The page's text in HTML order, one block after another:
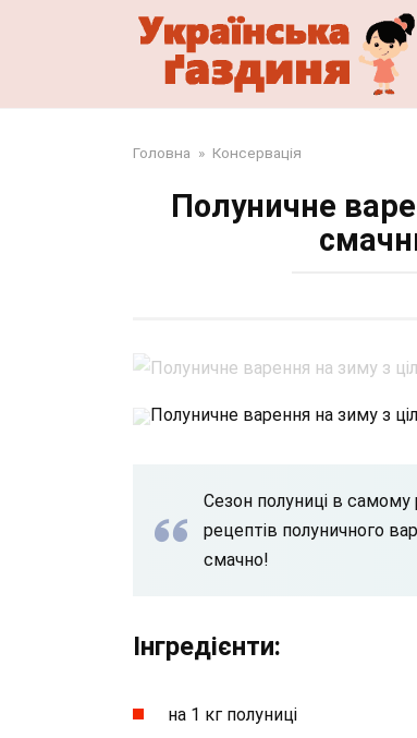
Головна » Консервація
Полуничне
Полуничне варення на зиму з
Сезон полуниці в самому
рецептів полуничного
смачно!
Інгредієнти:
на 1 кг полуниці